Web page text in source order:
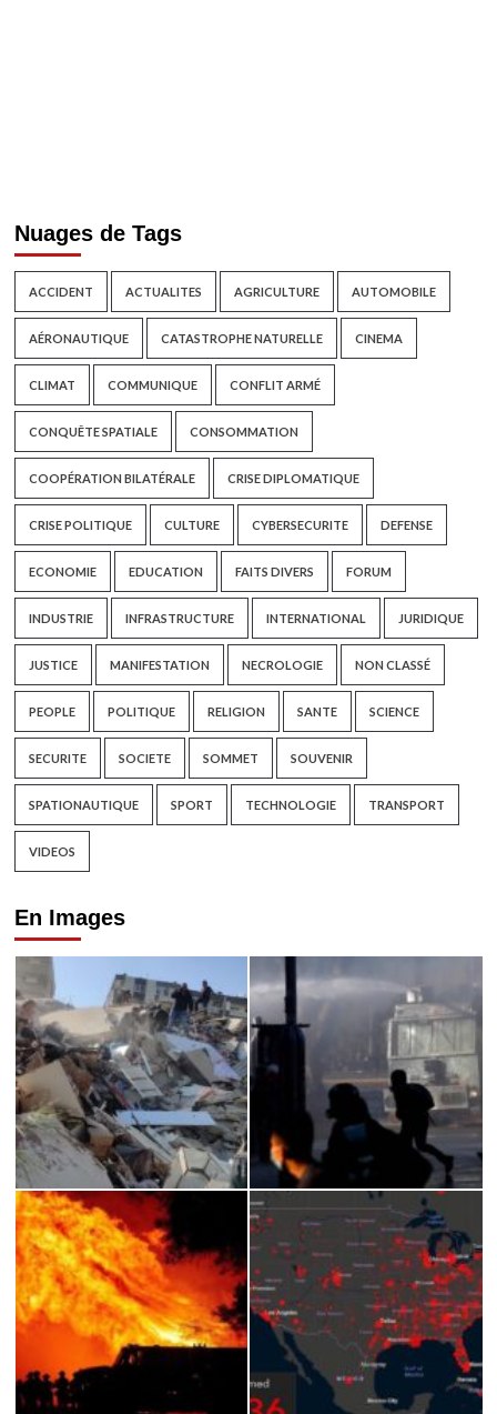
Nuages de Tags
ACCIDENT ACTUALITES AGRICULTURE AUTOMOBILE
AÉRONAUTIQUE CATASTROPHE NATURELLE CINEMA
CLIMAT COMMUNIQUE CONFLIT ARMÉ
CONQUÊTE SPATIALE CONSOMMATION
COOPÉRATION BILATÉRALE CRISE DIPLOMATIQUE
CRISE POLITIQUE CULTURE CYBERSECURITE DEFENSE
ECONOMIE EDUCATION FAITS DIVERS FORUM
INDUSTRIE INFRASTRUCTURE INTERNATIONAL JURIDIQUE
JUSTICE MANIFESTATION NECROLOGIE NON CLASSÉ
PEOPLE POLITIQUE RELIGION SANTE SCIENCE
SECURITE SOCIETE SOMMET SOUVENIR
SPATIONAUTIQUE SPORT TECHNOLOGIE TRANSPORT
VIDEOS
En Images